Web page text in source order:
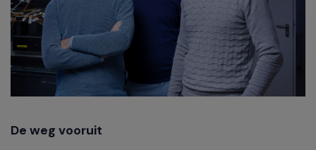
De weg vooruit